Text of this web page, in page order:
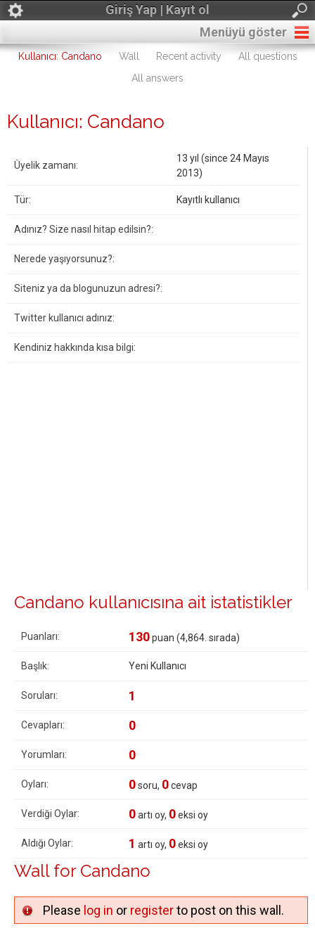
Giriş Yap | Kayıt ol
Menüyü göster
Kullanıcı: Candano Wall Recent activity
All questions
All answers
Kullanıcı: Candano
Üyelik zamanı:
13 yıl (since 24 Mayıs
2013)
Tür: Kayıtlı kullanıcı
Adınız? Size nasıl hitap edilsin?:
Nerede yaşıyorsunuz?:
Siteniz ya da blogunuzun adresi?:
Twitter kullanıcı adınız:
Kendiniz hakkında kısa bilgi:
Candano kullanıcısına ait istatistikler
Puanları: 130puan (4,864 . sırada)
Başlık: Yeni Kullanıcı
Soruları: 1
Cevapları: 0
Yorumları: 0
Oyları: 0soru, 0cevap
Verdiği Oylar: 0artı oy, 0eksi oy
Aldığı Oylar: 1 artı oy, 0eksi oy
Wall for Candano
Please log in or registerto post on this wall.